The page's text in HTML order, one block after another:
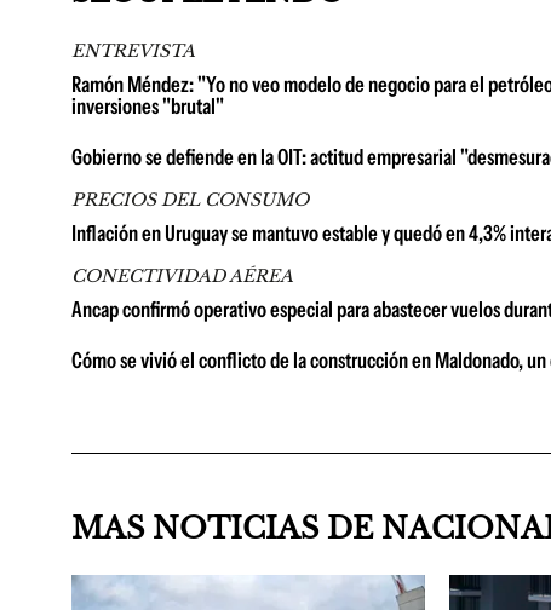
ENTREVISTA
Ramón Méndez: "Yo no veo modelo de negocio para el
inversiones "brutal"
Gobierno se defiende en la OIT: actitud empresarial
PRECIOS DEL CONSUMO
Inflación en Uruguay se mantuvo estable y quedó en 4,3%
CONECTIVIDAD AÉREA
Ancap confirmó operativo especial para abastecer vuelos
Cómo se vivió el conflicto de la construcción en Maldonado,
MAS NOTICIAS DE